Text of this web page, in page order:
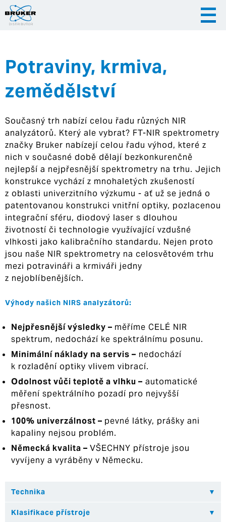
English
Slovenija
|
Hrvatska
Potraviny, krmiva,
zemědělství
Současný trh nabízí celou řadu různých NIR
analyzátorů. Který ale vybrat? FT-NIR spektrometry
značky Bruker nabízejí celou řadu výhod, které z
nich v současné době dělají bezkonkurenčně
nejlepší a nejpřesnější spektrometry na trhu. Jejich
konstrukce vychází z mnohaletých zkušeností
z oblasti univerzitního výzkumu - ať už se jedná o
patentovanou konstrukci vnitřní optiky, pozlacenou
integrační sféru, diodový laser s dlouhou
životností či technologie využívající vzdušné
vlhkosti jako kalibračního standardu. Nejen proto
jsou naše NIR spektrometry na celosvětovém trhu
mezi potravináři a krmiváři jedny
z nejoblíbenějších.
Výhody našich NIRS analyzátorů:
Nejpřesnější výsledky – měříme CELÉ NIR
spektrum, nedochází ke spektrálnímu posunu.
Minimální náklady na servis – nedochází
k rozladění optiky vlivem vibrací.
Odolnost vůči teplotě a vlhku – automatické
měření spektrálního pozadí pro nejvyšší
přesnost.
100% univerzálnost – pevné látky, prášky ani
kapaliny nejsou problém.
Německá kvalita – VŠECHNY přístroje jsou
vyvíjeny a vyráběny v Německu.